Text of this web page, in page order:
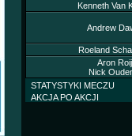
Kenneth Van
Andrew
Roeland
Aron
Nick
STATYSTYKI MECZU
AKCJA PO AKCJI